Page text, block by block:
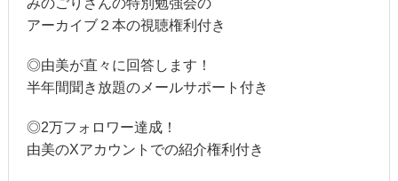
みのごりさんの特別勉強会の
アーカイブ２本の視聴権利付き
◎由美が直々に回答します！
半年間聞き放題のメールサポート付き
◎2万フォロワー達成！
由美のXアカウントでの紹介権利付き